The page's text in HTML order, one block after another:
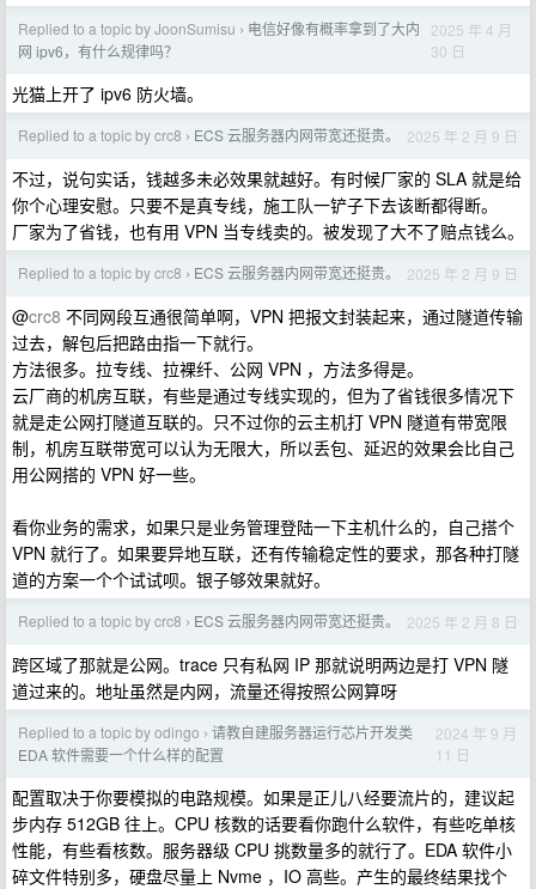
Replied to a topic by JoonSumisu › 电信好像有概率拿到了大内
网 ipv6，有什么规律吗？
2025 年 4 月
30 日
光猫上开了 ipv6 防火墙。
Replied to a topic by crc8 › ECS 云服务器内网带宽还挺贵。 2025 年 2 月 9 日
不过，说句实话，钱越多未必效果就越好。有时候厂家的 SLA 就是给
你个心理安慰。只要不是真专线，施工队一铲子下去该断都得断。
厂家为了省钱，也有用 VPN 当专线卖的。被发现了大不了赔点钱么。
Replied to a topic by crc8 › ECS 云服务器内网带宽还挺贵。 2025 年 2 月 9 日
@crc8 不同网段互通很简单啊，VPN 把报文封装起来，通过隧道传输
过去，解包后把路由指一下就行。
方法很多。拉专线、拉裸纤、公网 VPN ，方法多得是。
云厂商的机房互联，有些是通过专线实现的，但为了省钱很多情况下
就是走公网打隧道互联的。只不过你的云主机打 VPN 隧道有带宽限
制，机房互联带宽可以认为无限大，所以丢包、延迟的效果会比自己
用公网搭的 VPN 好一些。
看你业务的需求，如果只是业务管理登陆一下主机什么的，自己搭个
VPN 就行了。如果要异地互联，还有传输稳定性的要求，那各种打隧
道的方案一个个试试呗。银子够效果就好。
Replied to a topic by crc8 › ECS 云服务器内网带宽还挺贵。 2025 年 2 月 8 日
跨区域了那就是公网。trace 只有私网 IP 那就说明两边是打 VPN 隧
道过来的。地址虽然是内网，流量还得按照公网算呀
Replied to a topic by odingo › 请教自建服务器运行芯片开发类
EDA 软件需要一个什么样的配置
2024 年 9 月
11 日
配置取决于你要模拟的电路规模。如果是正儿八经要流片的，建议起
步内存 512GB 往上。CPU 核数的话要看你跑什么软件，有些吃单核
性能，有些看核数。服务器级 CPU 挑数量多的就行了。EDA 软件小
碎文件特别多，硬盘尽量上 Nvme ，IO 高些。产生的最终结果找个